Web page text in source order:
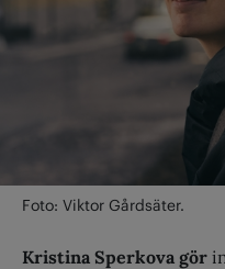
Foto: Viktor Gårdsäter.
Kristina Sperkova gör